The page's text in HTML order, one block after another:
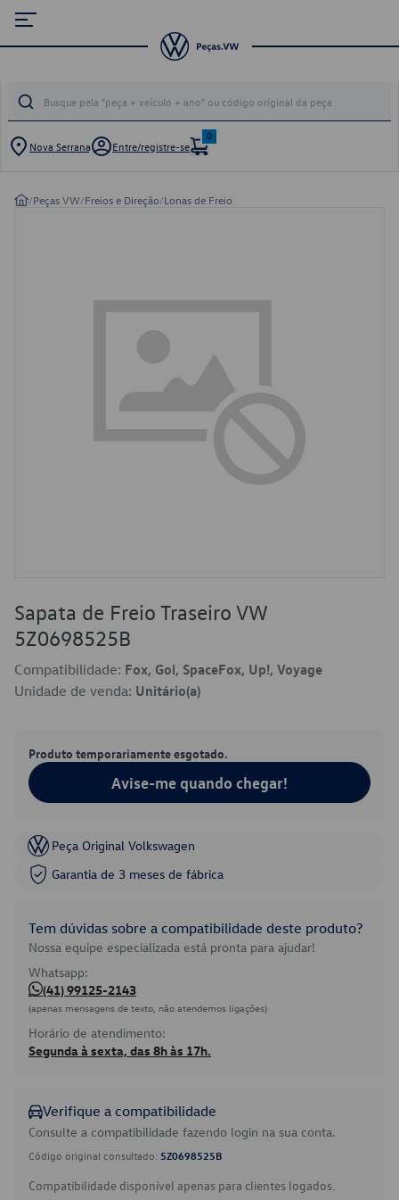
Nova Serrana Entre/registre-se
0
/Peças VW/Freios e Direção/Lonas de Freio
Sapata de Freio Traseiro VW
5Z0698525B
Compatibilidade: Fox, Gol, SpaceFox, Up!, Voyage
Unidade de venda: Unitário(a)
Produto temporariamente esgotado.
Avise-me quando chegar!
Peça Original Volkswagen
Garantia de 3 meses de fábrica
Tem dúvidas sobre a compatibilidade deste produto?
Nossa equipe especializada está pronta para ajudar!
Whatsapp:
(41) 99125-2143
(apenas mensagens de texto, não atendemos ligações)
Horário de atendimento:
Segunda à sexta, das 8h às 17h.
Verifique a compatibilidade
Consulte a compatibilidade fazendo login na sua conta.
Código original consultado: 5Z0698525B
Compatibilidade disponível apenas para clientes logados.